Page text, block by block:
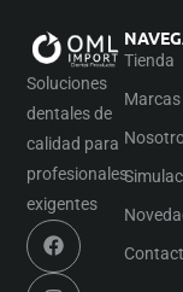
Soluciones
dentales de
calidad para
profesionales
exigentes
Tienda
Marcas